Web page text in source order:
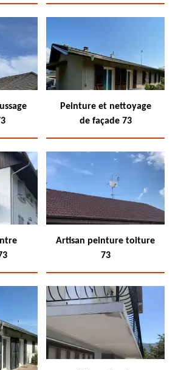
Peinture et nettoyage
de façade 73
Artisan peinture toiture
73